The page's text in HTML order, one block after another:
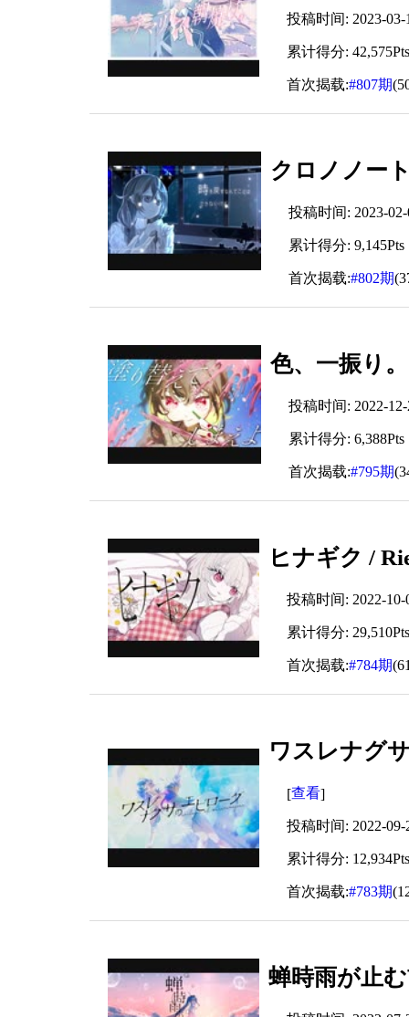
投稿时间: 2023-03-
累计得分:
首次揭载:#807期
クロノノー
投稿时间: 2023-02-
累计得分: 9,145Pts
首次揭载:#802期
色、一振り
投稿时间: 2022-12-
累计得分: 6,388Pts
首次揭载:#795期
ヒナギク /
投稿时间: 2022-10-
累计得分:
首次揭载:#784期
ワスレナグ
[查看]
投稿时间: 2022-09-
累计得分:
首次揭载:#783期
蝉時雨が止